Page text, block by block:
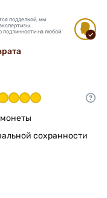
подделкой, мы
подлинности на любой
сохранности